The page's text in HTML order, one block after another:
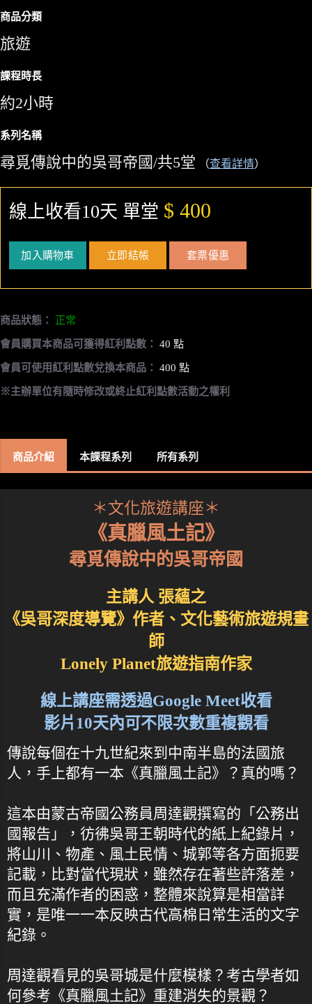
商品分類
旅遊
課程時長
約2小時
系列名稱
尋覓傳說中的吳哥帝國/共5堂 （查看詳情）
線上收看10天 單堂 $ 400
加入購物車 立即結帳 套票優惠
商品狀態： 正常
會員購買本商品可獲得紅利點數： 40 點
會員可使用紅利點數兌換本商品： 400 點
※主辦單位有隨時修改或終止紅利點數活動之權利
商品介紹 本課程系列 所有系列
＊文化旅遊講座＊
《真臘風土記》
尋覓傳說中的吳哥帝國
主講人 張蘊之
《吳哥深度導覽》作者、文化藝術旅遊規畫
師
Lonely Planet旅遊指南作家
線上講座需透過Google Meet收看
影片10天內可不限次數重複觀看
傳說每個在十九世紀來到中南半島的法國旅
人，手上都有一本《真臘風土記》？真的嗎？
這本由蒙古帝國公務員周達觀撰寫的「公務出
國報告」，彷彿吳哥王朝時代的紙上紀錄片，
將山川、物產、風土民情、城郭等各方面扼要
記載，比對當代現狀，雖然存在著些許落差，
而且充滿作者的困惑，整體來說算是相當詳
實，是唯一一本反映古代高棉日常生活的文字
紀錄。
周達觀看見的吳哥城是什麼模樣？考古學者如
何參考《真臘風土記》重建消失的景觀？